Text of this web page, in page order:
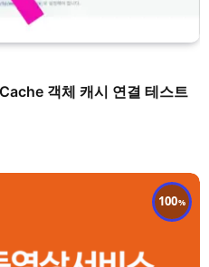
객체 캐시 연결 테스트
100